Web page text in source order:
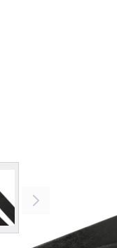
larger image